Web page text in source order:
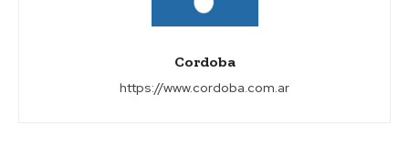
Cordoba
https://www.cordoba.com.ar